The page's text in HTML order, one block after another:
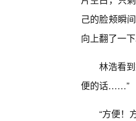
己的脸颊瞬
向上翻了一下
林浩看
便的话……”
“方便！